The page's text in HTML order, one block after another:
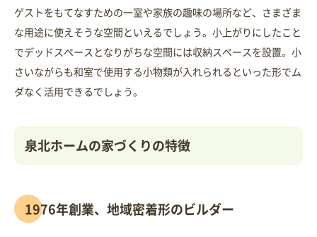
ゲストをもてなすための一室や家族の趣味の場所など、さまざま
な用途に使えそうな空間といえるでしょう。小上がりにしたこと
でデッドスペースとなりがちな空間には収納スペースを設置。小
さいながらも和室で使用する小物類が入れられるといった形でム
ダなく活用できるでしょう。
泉北ホームの家づくりの特徴
1976年創業、地域密着形のビルダー